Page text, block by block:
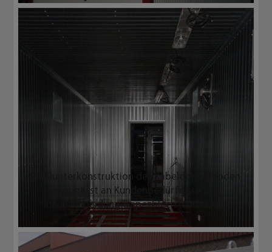
Doppelanlage mit Kabelboden
Industrieklimatisierung und Lüftung, sowie
Gabelstaplertaschen